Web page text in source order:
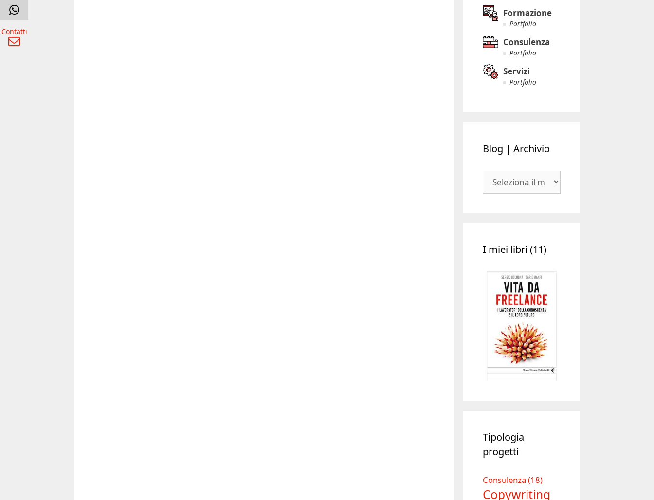
Formazione
Portfolio
Consulenza
Portfolio
Servizi
Portfolio
Blog | Archivio
I miei libri (11)
Tipologia
progetti
Consulenza (18)
Copywriting
Contatti